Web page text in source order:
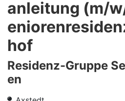
anleitung (m/
hof
Residenz-Gruppe
en